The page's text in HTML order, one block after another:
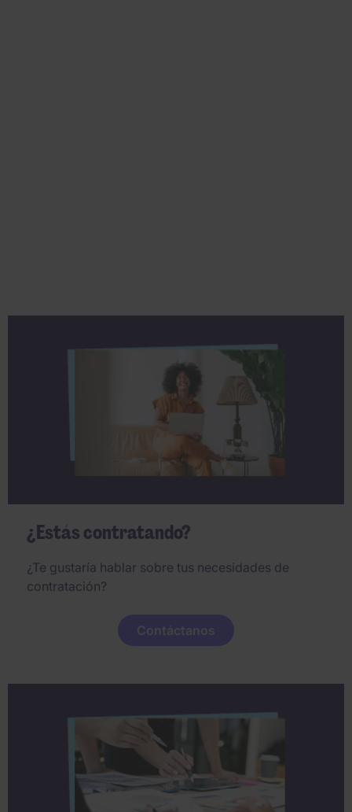
¿Estás contratando?
¿Te gustaría hablar sobre tus necesidades de
contratación?
Contáctanos